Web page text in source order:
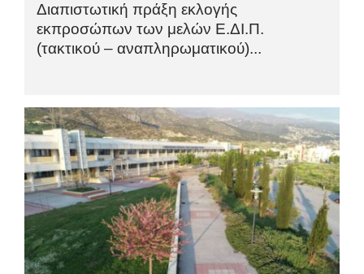
Διαπιστωτική πράξη εκλογής
εκπροσώπων των μελών Ε.ΔΙ.Π.
(τακτικού – αναπληρωματικού)...